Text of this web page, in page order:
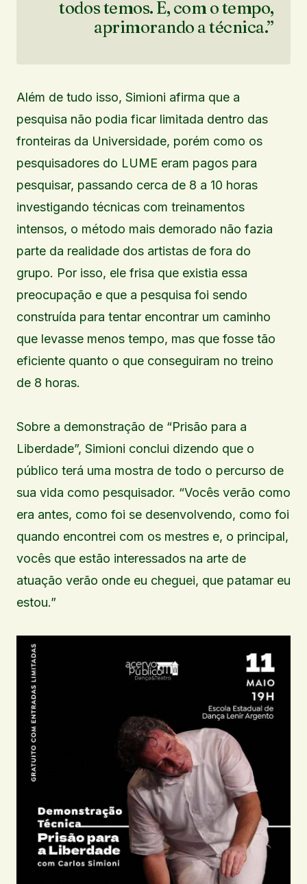
todos temos. E, com o tempo,
aprimorando a técnica.”
Além de tudo isso, Simioni afirma que a
pesquisa não podia ficar limitada dentro das
fronteiras da Universidade, porém como os
pesquisadores do LUME eram pagos para
pesquisar, passando cerca de 8 a 10 horas
investigando técnicas com treinamentos
intensos, o método mais demorado não fazia
parte da realidade dos artistas de fora do
grupo. Por isso, ele frisa que existia essa
preocupação e que a pesquisa foi sendo
construída para tentar encontrar um caminho
que levasse menos tempo, mas que fosse tão
eficiente quanto o que conseguiram no treino
de 8 horas.
Sobre a demonstração de “Prisão para a
Liberdade”, Simioni conclui dizendo que o
público terá uma mostra de todo o percurso de
sua vida como pesquisador. “Vocês verão como
era antes, como foi se desenvolvendo, como foi
quando encontrei com os mestres e, o principal,
vocês que estão interessados na arte de
atuação verão onde eu cheguei, que patamar eu
estou.”